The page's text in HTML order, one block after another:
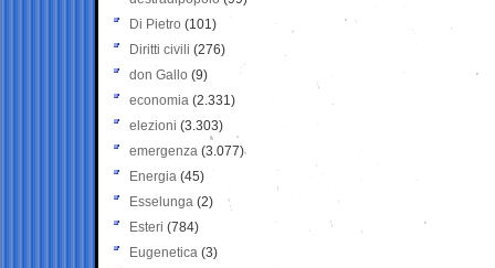
Di Pietro (101)
Diritti civili (276)
don Gallo (9)
economia (2.331)
elezioni (3.303)
emergenza (3.077)
Energia (45)
Esselunga (2)
Esteri (784)
Eugenetica (3)